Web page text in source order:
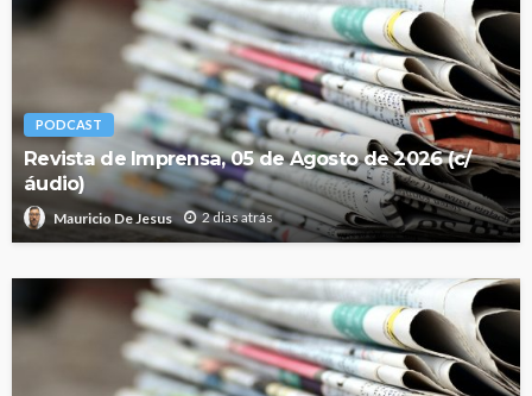
PODCAST
Revista de Imprensa, 05 de Agosto de 2026 (c/
áudio)
Mauricio De Jesus 2 dias atrás